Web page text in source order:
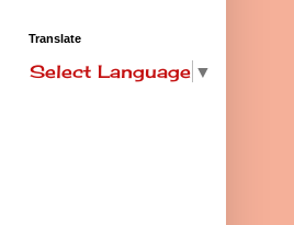
Translate
Select Language ▼